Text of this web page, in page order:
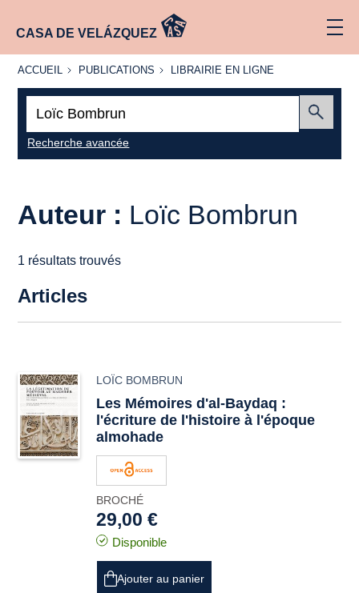
CASA DE VELÁZQUEZ
ACCUEIL
ACCUEIL PUBLICATIONS
PUBLICATIONS
LIBRAIRIE
LIBRAIRIE EN LIGNE
Recherche avancée
Auteur : Loïc Bombrun
1 résultats trouvés
Articles
LOÏC BOMBRUN
Les Mémoires d'al-Baydaq :
l'écriture de l'histoire à l'époque
almohade
BROCHÉ
29,00 €
Disponible
Ajouter au panier